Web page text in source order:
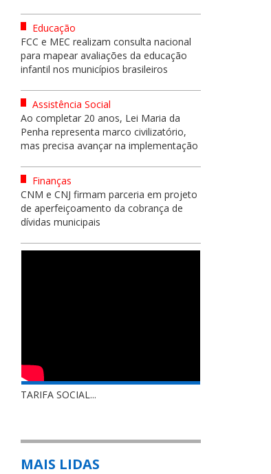
Educação
FCC e MEC realizam consulta nacional
para mapear avaliações da educação
infantil nos municípios brasileiros
Assistência Social
Ao completar 20 anos, Lei Maria da
Penha representa marco civilizatório,
mas precisa avançar na implementação
Finanças
CNM e CNJ firmam parceria em projeto
de aperfeiçoamento da cobrança de
dívidas municipais
TARIFA SOCIAL...
MAIS LIDAS